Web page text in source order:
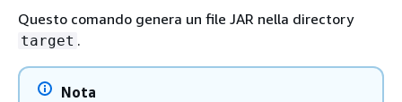
Questo comando genera un file JAR nella directory
target .
Nota